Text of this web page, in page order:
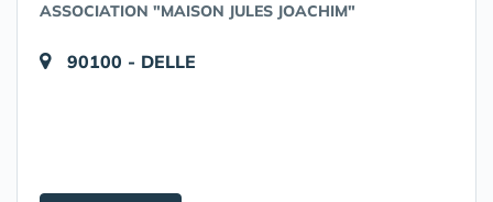
ASSOCIATION "MAISON JULES JOACHIM"
90100 - DELLE